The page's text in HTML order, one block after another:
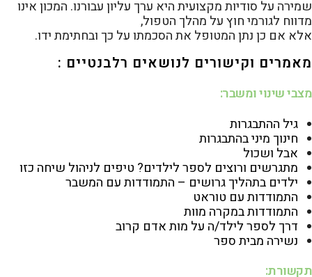
שמירה על סודיות מקצועית היא ערך עליון עבורנו. המכון אינו
מדווח לגורמי חוץ על מהלך הטפול,
אלא אם כן נתן המטופל את הסכמתו על כך ובחתימת ידו.
מאמרים וקישורים לנושאים רלבנטיים :
מצבי שינוי ומשבר:
גיל ההתבגרות
חינוך מיני בהתבגרות
אבל ושכול
מתגרשים ורוצים לספר לילדים? טיפים לניהול שיחה כזו
ילדים בתהליך גרושים – התמודדות עם המשבר
התמודדות עם טוראט
התמודדות במקרה מוות
דרך לספר לילד/ה על מות אדם קרוב
נשירה מבית ספר
תקשורת: